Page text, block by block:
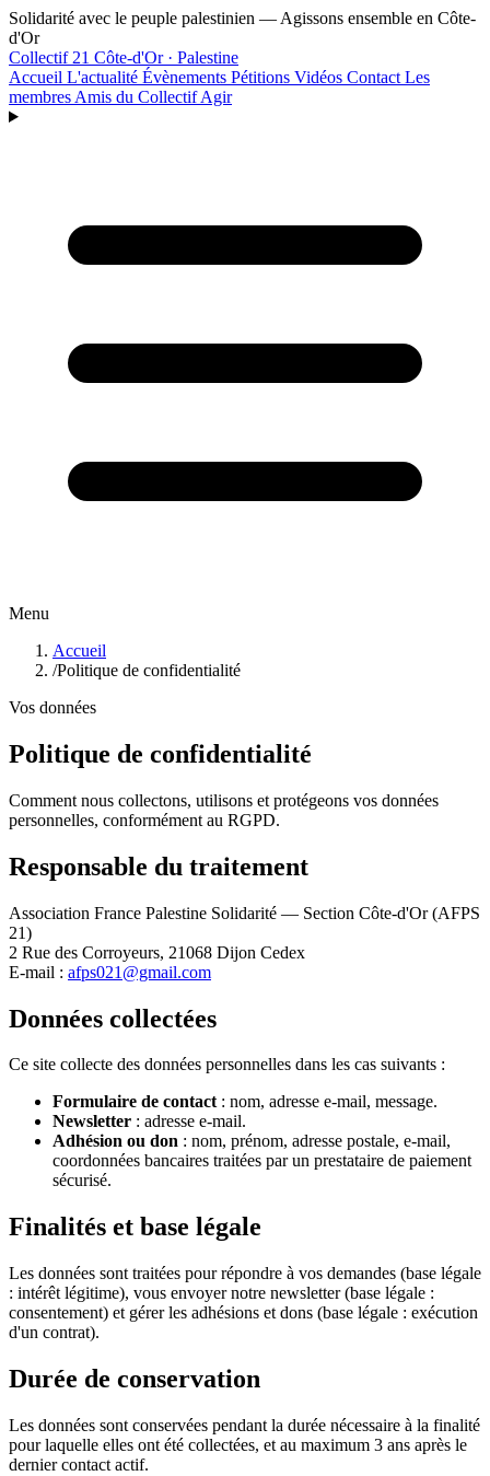
Aller au contenu principal
Solidarité avec le peuple palestinien — Agissons ensemble en Côte-
d'Or
Collectif 21 Côte-d'Or · Palestine
Accueil L'actualité Évènements Pétitions Vidéos Contact Les
membres Amis du CollectifAgir
Menu
Accueil
/Politique de confidentialité
Vos données
Politique de confidentialité
Comment nous collectons, utilisons et protégeons vos données
personnelles, conformément au RGPD.
Responsable du traitement
Association France Palestine Solidarité — Section Côte-d'Or (AFPS
21)
2 Rue des Corroyeurs, 21068 Dijon Cedex
E-mail : afps021@gmail.com
Données collectées
Ce site collecte des données personnelles dans les cas suivants :
Formulaire de contact: nom, adresse e-mail, message.
Newsletter : adresse e-mail.
Adhésion ou don : nom, prénom, adresse postale, e-mail,
coordonnées bancaires traitées par un prestataire de paiement
sécurisé.
Finalités et base légale
Les données sont traitées pour répondre à vos demandes (base légale
: intérêt légitime), vous envoyer notre newsletter (base légale :
consentement) et gérer les adhésions et dons (base légale : exécution
d'un contrat).
Durée de conservation
Les données sont conservées pendant la durée nécessaire à la finalité
pour laquelle elles ont été collectées, et au maximum 3 ans après le
dernier contact actif.